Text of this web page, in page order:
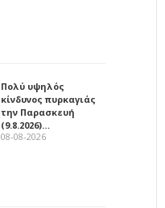
Πολύ υψηλός
κίνδυνος πυρκαγιάς
την Παρασκευή
(9.8.2026)…
08-08-2026